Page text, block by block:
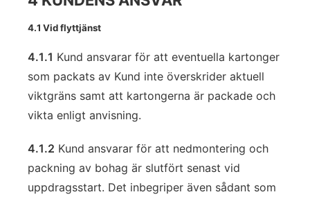
4.1 Vid flyttjänst
4.1.1 Kund ansvarar för att eventuella kartonger
som packats av Kund inte överskrider aktuell
viktgräns samt att kartongerna är packade och
vikta enligt anvisning.
4.1.2 Kund ansvarar för att nedmontering och
packning av bohag är slutfört senast vid
uppdragsstart. Det inbegriper även sådant som